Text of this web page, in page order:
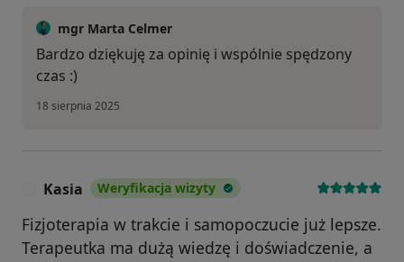
mgr Marta Celmer
Bardzo dziękuję za opinię i wspólnie spędzony
czas :)
18 sierpnia 2025
Kasia Weryfikacja wizyty
Fizjoterapia w trakcie i samopoczucie już lepsze.
Terapeutka ma dużą wiedzę i doświadczenie, a